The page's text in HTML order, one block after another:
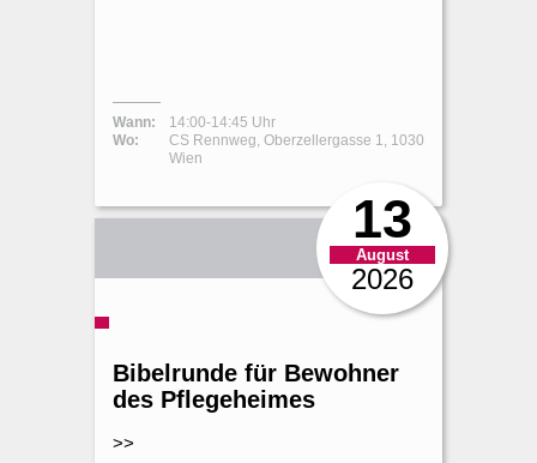
Wann:
14:00-14:45 Uhr
Wo:
CS Rennweg, Oberzellergasse 1, 1030
Wien
13
August
2026
Bibelrunde für Bewohner
des Pflegeheimes
>>